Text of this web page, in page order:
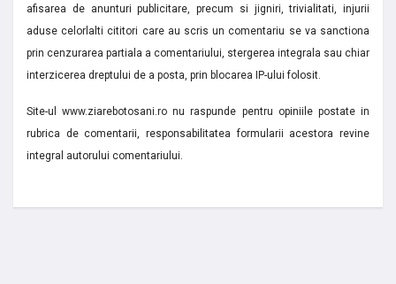
afisarea de anunturi publicitare, precum si jigniri, trivialitati, injurii
aduse celorlalti cititori care au scris un comentariu se va sanctiona
prin cenzurarea partiala a comentariului, stergerea integrala sau chiar
interzicerea dreptului de a posta, prin blocarea IP-ului folosit.
Site-ul www.ziarebotosani.ro nu raspunde pentru opiniile postate in
rubrica de comentarii, responsabilitatea formularii acestora revine
integral autorului comentariului.